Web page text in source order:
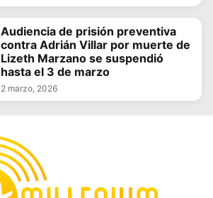
Audiencia de prisión preventiva
contra Adrián Villar por muerte de
Lizeth Marzano se suspendió
hasta el 3 de marzo
2 marzo, 2026